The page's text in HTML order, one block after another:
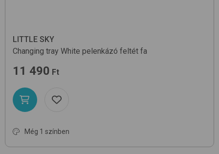
LITTLE SKY
Changing tray White pelenkázó feltét fa
11 490 Ft
Még 1 színben